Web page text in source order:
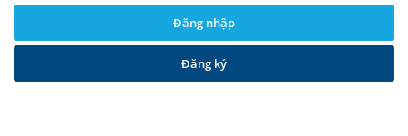
Đăng ký